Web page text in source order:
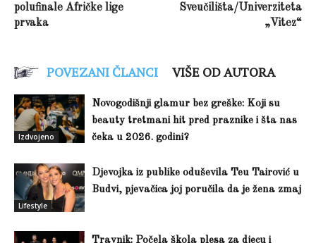
polufinale Afričke lige
prvaka
Sveučilišta/Univerziteta
„Vitez“
POVEZANI ČLANCI VIŠE OD AUTORA
Izdvojeno
Novogodišnji glamur bez greške: Koji su
beauty tretmani hit pred praznike i šta nas
čeka u 2026. godini?
Lifestyle
Djevojka iz publike oduševila Teu Tairović u
Budvi, pjevačica joj poručila da je žena zmaj
Travnik: Počela škola plesa za djecu i